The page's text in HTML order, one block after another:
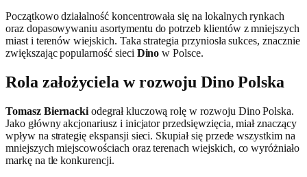
Początkowo działalność koncentrowała się na lokalnych rynkach
oraz dopasowywaniu asortymentu do potrzeb klientów z mniejszych
miast i terenów wiejskich. Taka strategia przyniosła sukces, znacznie
zwiększając popularność sieci Dino w Polsce.
Rola założyciela w rozwoju Dino Polska
Tomasz Biernacki odegrał kluczową rolę w rozwoju Dino Polska.
Jako główny akcjonariusz i inicjator przedsięwzięcia, miał znaczący
wpływ na strategię ekspansji sieci. Skupiał się przede wszystkim na
mniejszych miejscowościach oraz terenach wiejskich, co wyróżniało
markę na tle konkurencji.